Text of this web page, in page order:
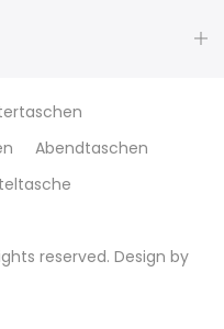
Abendtaschen
reserved. Design by